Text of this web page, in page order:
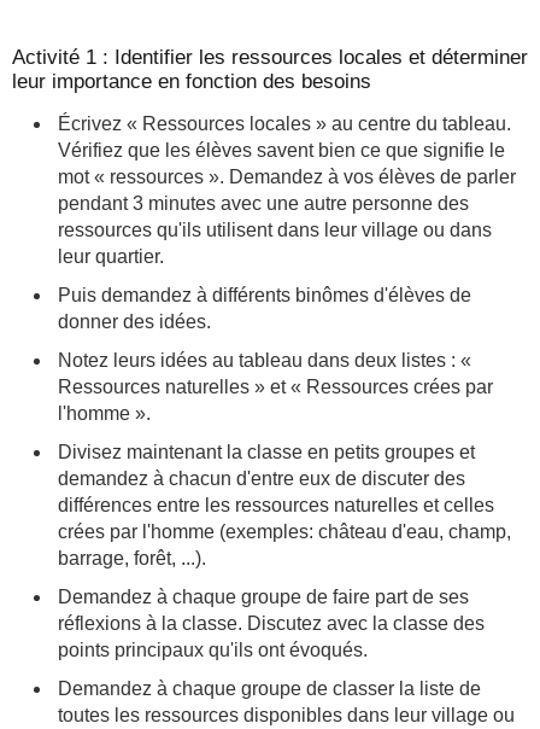
Activité 1 : Identifier les ressources locales et déterminer
leur importance en fonction des besoins
Écrivez « Ressources locales » au centre du tableau.
Vérifiez que les élèves savent bien ce que signifie le
mot « ressources ». Demandez à vos élèves de parler
pendant 3 minutes avec une autre personne des
ressources qu'ils utilisent dans leur village ou dans
leur quartier.
Puis demandez à différents binômes d'élèves de
donner des idées.
Notez leurs idées au tableau dans deux listes : «
Ressources naturelles » et « Ressources crées par
l'homme ».
Divisez maintenant la classe en petits groupes et
demandez à chacun d'entre eux de discuter des
différences entre les ressources naturelles et celles
crées par l'homme (exemples: château d'eau, champ,
barrage, forêt, ...).
Demandez à chaque groupe de faire part de ses
réflexions à la classe. Discutez avec la classe des
points principaux qu'ils ont évoqués.
Demandez à chaque groupe de classer la liste de
toutes les ressources disponibles dans leur village ou